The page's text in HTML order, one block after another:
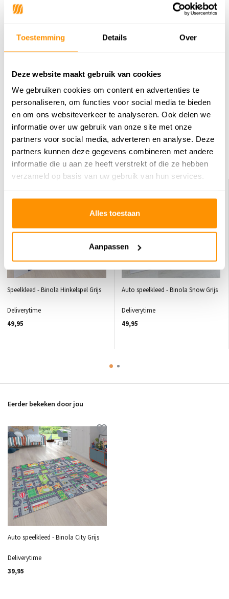
Toestemming Details Over
Deze website maakt gebruik van cookies
We gebruiken cookies om content en advertenties te
personaliseren, om functies voor social media te bieden
en om ons websiteverkeer te analyseren. Ook delen we
informatie over uw gebruik van onze site met onze
partners voor social media, adverteren en analyse. Deze
partners kunnen deze gegevens combineren met andere
informatie die u aan ze heeft verstrekt of die ze hebben
verzameld op basis van uw gebruik van hun services.
Alles toestaan
Aanpassen
Buy now, pay later
Er zijn nog geen reviews geschreven over dit product..
Schrijf je eigen review
Dit vind je misschien ook leuk
Speelkleed - Binola Hinkelspel Grijs
Deliverytime
49,95
Auto speelkleed - Binola Snow Grijs
Deliverytime
49,95
Eerder bekeken door jou
Auto speelkleed - Binola City Grijs
Deliverytime
39,95